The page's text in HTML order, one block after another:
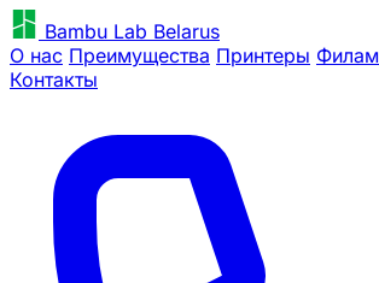
Bambu Lab Belarus
О нас Преимущества Принтеры
Контакты